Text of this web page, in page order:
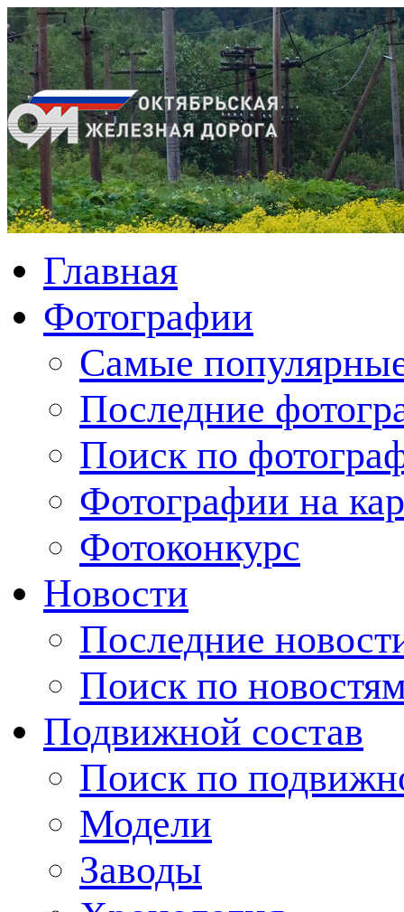
Главная
Фотографии
Cамые
Последние
Поиск по
Фотографии на
Фотоконкурс
Новости
Последние
Поиск по
Подвижной состав
Поиск по
Модели
Заводы